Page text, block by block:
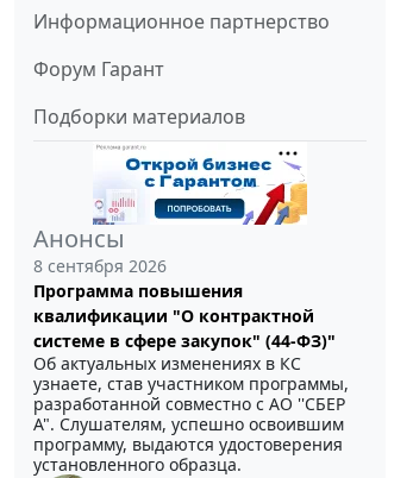
Информационное партнерство
Форум Гарант
Подборки материалов
Анонсы
8 сентября 2026
Программа повышения
квалификации "О контрактной
системе в сфере закупок" (44-ФЗ)"
Об актуальных изменениях в КС
узнаете, став участником программы,
разработанной совместно с АО ''СБЕР
А". Слушателям, успешно освоившим
программу, выдаются удостоверения
установленного образца.